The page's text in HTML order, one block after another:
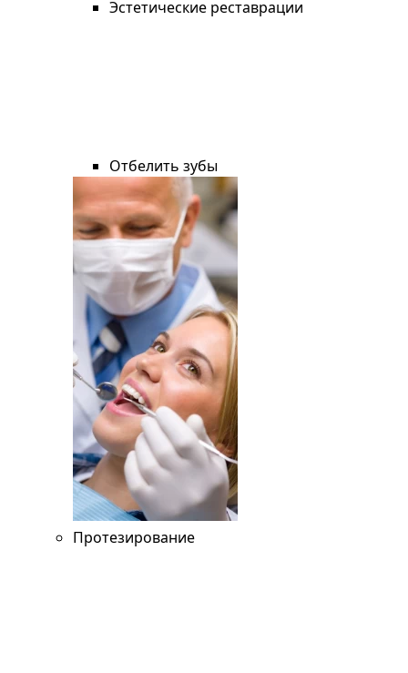
Эстетические реставрации
Отбелить зубы
Протезирование